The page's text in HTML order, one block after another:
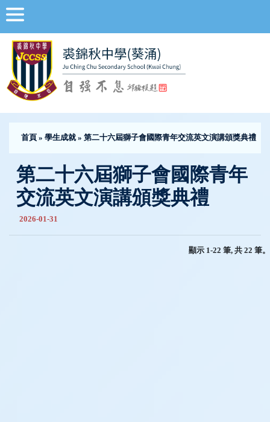
首頁 » 學生成就» 第二十六屆獅子會國際青年交流英文演講頒獎典禮
第二十六屆獅子會國際青年
交流英文演講頒獎典禮
2026-01-31
顯示 1-22 筆, 共 22 筆。